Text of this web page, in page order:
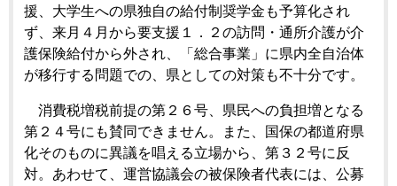
援、大学生への県独自の給付制奨学金も予算化され
ず、来月４月から要支援１．２の訪問・通所介護が介
護保険給付から外され、「総合事業」に県内全自治体
が移行する問題での、県としての対策も不十分です。
消費税増税前提の第２６号、県民への負担増となる
第２４号にも賛同できません。また、国保の都道府県
化そのものに異議を唱える立場から、第３２号に反
対。あわせて、運営協議会の被保険者代表には、公募